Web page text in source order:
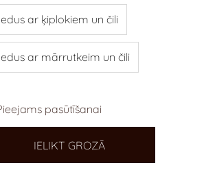
ar ķiplokiem un čili
ar mārrutkeim un čili
pasūtīšanai
IELIKT GROZĀ